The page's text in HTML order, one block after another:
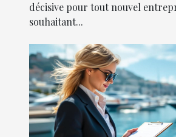
décisive pour tout nouvel
souhaitant...